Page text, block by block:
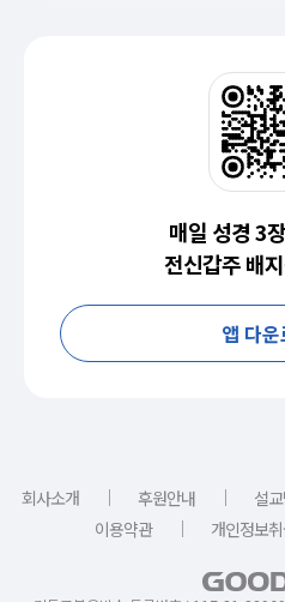
매일 성경 3
전신갑주 배
앱 다
회사소개 ｜ 후원안내 ｜ 설
이용약관
｜ 개인정보